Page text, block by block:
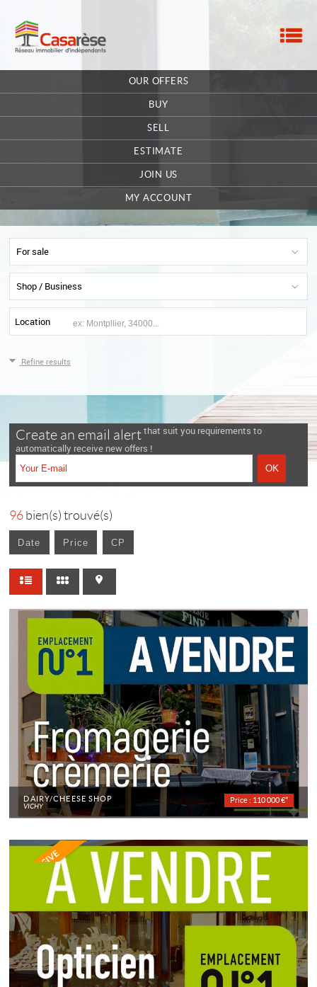
OUR COMPANY
OFFERS SAVED 0
OUR OFFERS
BUY
SELL
ESTIMATE
JOIN US
MY ACCOUNT
For sale
Shop / Business
Location
Refine results
Create an email alertthat suit you requirements to
automatically receive new offers !
96 bien(s) trouvé(s)
Date Price CP
DAIRY/CHEESE SHOP
VICHY
Price : 110 000 €*